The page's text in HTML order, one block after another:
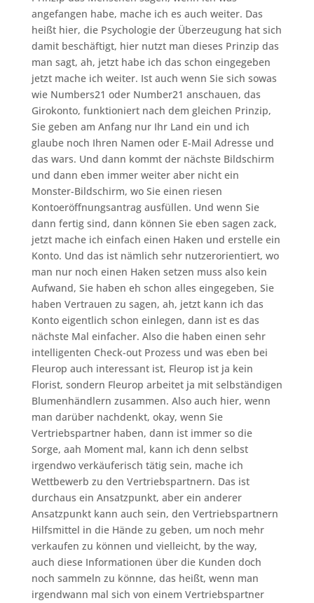
angefangen habe, mache ich es auch weiter. Das
heißt hier, die Psychologie der Überzeugung hat sich
damit beschäftigt, hier nutzt man dieses Prinzip das
man sagt, ah, jetzt habe ich das schon eingegeben
jetzt mache ich weiter. Ist auch wenn Sie sich sowas
wie Numbers21 oder Number21 anschauen, das
Girokonto, funktioniert nach dem gleichen Prinzip,
Sie geben am Anfang nur Ihr Land ein und ich
glaube noch Ihren Namen oder E-Mail Adresse und
das wars. Und dann kommt der nächste Bildschirm
und dann eben immer weiter aber nicht ein
Monster-Bildschirm, wo Sie einen riesen
Kontoeröffnungsantrag ausfüllen. Und wenn Sie
dann fertig sind, dann können Sie eben sagen zack,
jetzt mache ich einfach einen Haken und erstelle ein
Konto. Und das ist nämlich sehr nutzerorientiert, wo
man nur noch einen Haken setzen muss also kein
Aufwand, Sie haben eh schon alles eingegeben, Sie
haben Vertrauen zu sagen, ah, jetzt kann ich das
Konto eigentlich schon einlegen, dann ist es das
nächste Mal einfacher. Also die haben einen sehr
intelligenten Check-out Prozess und was eben bei
Fleurop auch interessant ist, Fleurop ist ja kein
Florist, sondern Fleurop arbeitet ja mit selbständigen
Blumenhändlern zusammen. Also auch hier, wenn
man darüber nachdenkt, okay, wenn Sie
Vertriebspartner haben, dann ist immer so die
Sorge, aah Moment mal, kann ich denn selbst
irgendwo verkäuferisch tätig sein, mache ich
Wettbewerb zu den Vertriebspartnern. Das ist
durchaus ein Ansatzpunkt, aber ein anderer
Ansatzpunkt kann auch sein, den Vertriebspartnern
Hilfsmittel in die Hände zu geben, um noch mehr
verkaufen zu können und vielleicht, by the way,
auch diese Informationen über die Kunden doch
noch sammeln zu könnne, das heißt, wenn man
irgendwann mal sich von einem Vertriebspartner